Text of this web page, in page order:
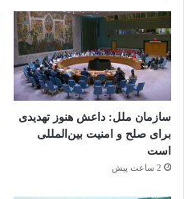
سازمان ملل: داعش هنوز تهدیدی
برای صلح و امنیت بین‌المللی
است
2 ساعت پیش